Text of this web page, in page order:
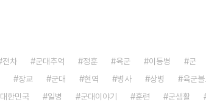
전차 군대추억 정훈 육군 이등병 군
장교 군대 현역 병사 상병 육군
대한민국 일병 군대이야기 훈련 군생활